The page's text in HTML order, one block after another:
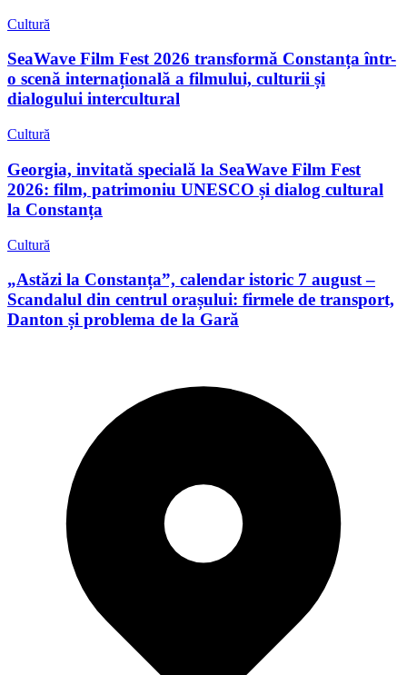
Cultură
SeaWave Film Fest 2026 transformă Constanța într-
o scenă internațională a filmului, culturii și
dialogului intercultural
Cultură
Georgia, invitată specială la SeaWave Film Fest
2026: film, patrimoniu UNESCO și dialog cultural
la Constanța
Cultură
„Astăzi la Constanța”, calendar istoric 7 august –
Scandalul din centrul orașului: firmele de transport,
Danton și problema de la Gară